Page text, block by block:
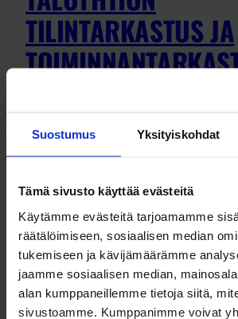
Suostumus Yksityiskohdat
Tämä sivusto käyttää evästeitä
Käytämme evästeitä tarjoamamme
räätälöimiseen, sosiaalisen median
tukemiseen ja kävijämäärämme
jaamme sosiaalisen median,
alan kumppaneillemme tietoja siitä,
sivustoamme. Kumppanimme voivat
TILINTARKASTUS JA
Toiminnantarkastaja ja
osakkeenomistajien harvoin
antaman kertomuksen osana
tilinpäätöstä. Osa on saattanut
tarkastuksen…
LUE LISÄÄ